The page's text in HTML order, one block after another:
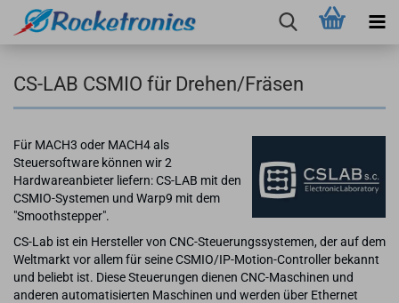
CS-LAB CSMIO für Drehen/Fräsen
Für MACH3 oder MACH4 als
Steuersoftware können wir 2
Hardwareanbieter liefern: CS-LAB mit den
CSMIO-Systemen und Warp9 mit dem
"Smoothstepper".
CS-Lab ist ein Hersteller von CNC-Steuerungssystemen, der auf dem
Weltmarkt vor allem für seine CSMIO/IP-Motion-Controller bekannt
und beliebt ist. Diese Steuerungen dienen CNC-Maschinen und
anderen automatisierten Maschinen und werden über Ethernet